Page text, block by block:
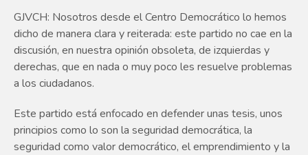
GJVCH: Nosotros desde el Centro Democrático lo hemos
dicho de manera clara y reiterada: este partido no cae en la
discusión, en nuestra opinión obsoleta, de izquierdas y
derechas, que en nada o muy poco les resuelve problemas
a los ciudadanos.
Este partido está enfocado en defender unas tesis, unos
principios como lo son la seguridad democrática, la
seguridad como valor democrático, el emprendimiento y la